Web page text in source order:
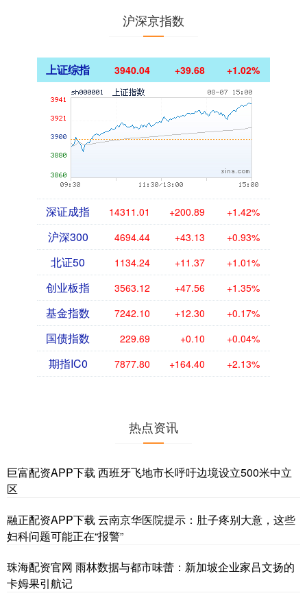
沪深京指数
上证综指 3940.04 +39.68 +1.02%
深证成指 14311.01 +200.89 +1.42%
沪深300 4694.44 +43.13 +0.93%
北证50 1134.24 +11.37 +1.01%
创业板指 3563.12 +47.56 +1.35%
基金指数 7242.10 +12.30 +0.17%
国债指数 229.69 +0.10 +0.04%
期指IC0 7877.80 +164.40 +2.13%
热点资讯
巨富配资APP下载 西班牙飞地市长呼吁边境设立500米中立
区
融正配资APP下载 云南京华医院提示：肚子疼别大意，这些
妇科问题可能正在“报警”
珠海配资官网 雨林数据与都市味蕾：新加坡企业家吕文扬的
卡姆果引航记